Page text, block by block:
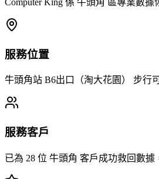
服務位置
牛頭角站 B6出口（淘大花園） 步行
服務客戶
已為 28 位 牛頭角 客戶成功救回數